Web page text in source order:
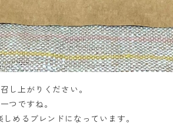
し上がりください。
つですね。
めるブレンドになっています。